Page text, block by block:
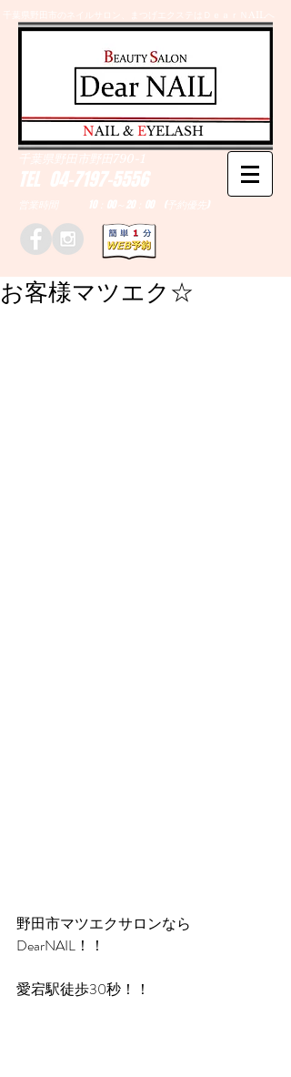
千葉県野田市のネイルサロン、まつげエクステはＤｅａｒＮAILへ
TEL 04-7197-5556
営業時間 10：00～20：00 (予約優先)
千葉県野田市野田790-1
​NAIL & EYELASH
お客様マツエク☆
野田市マツエクサロンなら
DearNAIL！！
愛宕駅徒歩30秒！！